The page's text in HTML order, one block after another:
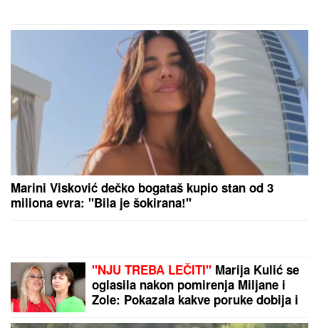
Marini Visković dečko bogataš kupio stan od 3
miliona evra: "Bila je šokirana!"
"NJU TREBA LEČITI" Marija Kulić se
oglasila nakon pomirenja Miljane i
Zole: Pokazala kakve poruke dobija i